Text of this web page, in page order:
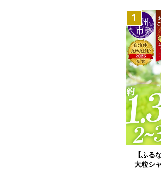
【ふる
大粒シ